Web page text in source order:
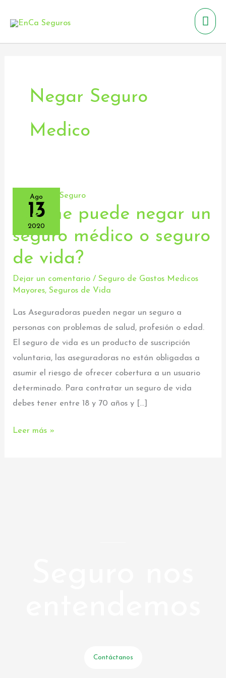
Negar Seguro
Medico
Ago
13
2020
¿Se me puede negar un
seguro médico o seguro
de vida?
Dejar un comentario /Seguro de Gastos Medicos
Mayores,Seguros de Vida
Las Aseguradoras pueden negar un seguro a
personas con problemas de salud, profesión o edad.
El seguro de vida es un producto de suscripción
voluntaria, las aseguradoras no están obligadas a
asumir el riesgo de ofrecer cobertura a un usuario
determinado. Para contratar un seguro de vida
debes tener entre 18 y 70 años y […]
puede
negar
seguro
o
seguro
de
vida?
Leer más »
Contáctanos